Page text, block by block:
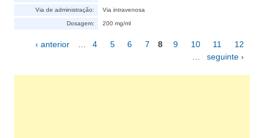
Via de administração: Via intravenosa
Dosagem: 200 mg/ml
Páginas
‹ anterior 4 5 6 7 8 9 10 11
12
seguinte ›